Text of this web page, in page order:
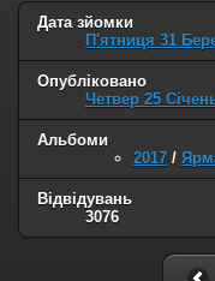
Дата зйомки
П'ятниця 31
Опубліковано
Четвер 25
Альбоми
2017 /
Відвідувань
3076